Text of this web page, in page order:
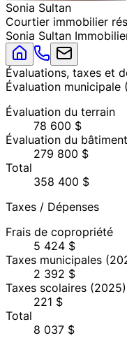
Sonia Sultan
Courtier immobilier
Sonia Sultan
Évaluations, taxes et
Évaluation municipale (
Évaluation du terrain
78 600 $
Évaluation du bâtiment
279 800 $
Total
358 400 $
Taxes / Dépenses
Frais de copropriété
5 424 $
Taxes municipales
2 392 $
Taxes scolaires (2025)
221 $
Total
8 037 $